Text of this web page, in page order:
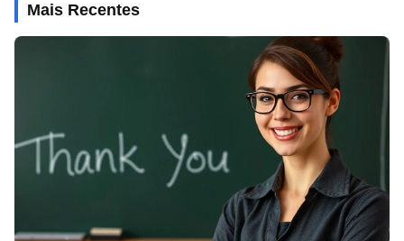
Mais Recentes